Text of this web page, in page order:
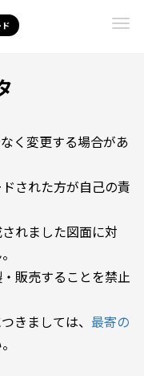
く変更する場合があ
された方が自己の責
れました図面に対
販売することを禁止
きましては、 最寄の